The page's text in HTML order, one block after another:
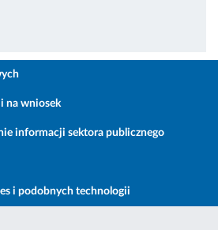
na wniosek
informacji sektora publicznego
i podobnych technologii